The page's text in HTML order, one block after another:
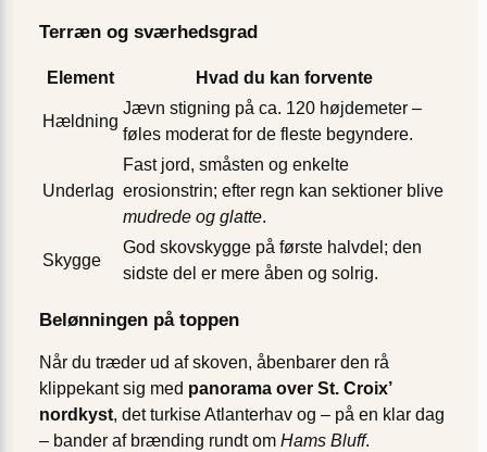
Terræn og sværhedsgrad
Element Hvad du kan forvente
Hældning
Jævn stigning på ca. 120 højdemeter –
føles moderat for de fleste begyndere.
Underlag
Fast jord, småsten og enkelte
erosionstrin; efter regn kan sektioner blive
mudrede og glatte.
Skygge
God skovskygge på første halvdel; den
sidste del er mere åben og solrig.
Belønningen på toppen
Når du træder ud af skoven, åbenbarer den rå
klippekant sig med panorama over St. Croix’
nordkyst, det turkise Atlanterhav og – på en klar dag
– bander af brænding rundt om Hams Bluff.